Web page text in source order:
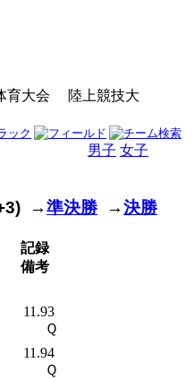
育大会 陸上競技大
男子 女子
→準決勝→決勝
記録
備考
11.93
Ｑ
11.94
Ｑ